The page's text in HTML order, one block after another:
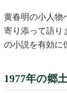
黄春明の小人物
寄り添って語り
の小説を有効に
1977年の郷